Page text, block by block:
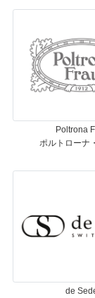
Poltrona
ポルトローナ
de